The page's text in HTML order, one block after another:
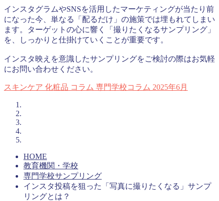
インスタグラムやSNSを活用したマーケティングが当たり前
になった今、単なる「配るだけ」の施策では埋もれてしまい
ます。ターゲットの心に響く「撮りたくなるサンプリング」
を、しっかりと仕掛けていくことが重要です。
インスタ映えを意識したサンプリングをご検討の際はお気軽
にお問い合わせください。
スキンケア 化粧品 コラム 専門学校コラム 2025年6月
HOME
教育機関・学校
専門学校サンプリング
インスタ投稿を狙った「写真に撮りたくなる」サンプ
リングとは？